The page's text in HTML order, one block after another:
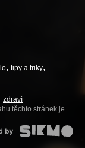
tipy a triky
zdraví
těchto stránek je